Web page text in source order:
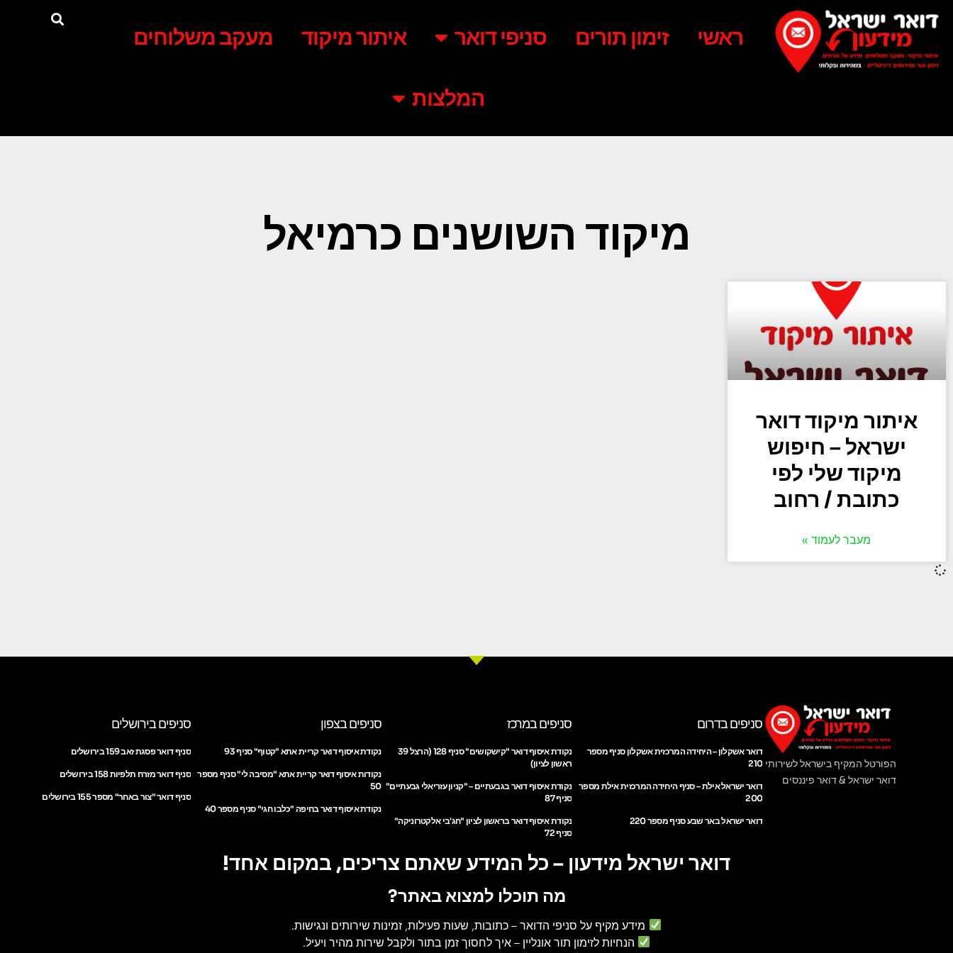
ראשי זימון תורים סניפי דואר איתור מיקוד מעקב משלוחים
המלצות
מיקוד השושנים כרמיאל
איתור מיקוד דואר
ישראל – חיפוש
מיקוד שלי לפי
כתובת / רחוב
מעבר לעמוד »
הפורטל המקיף בישראל לשירותי
דואר ישראל & דואר פיננסים
סניפים בדרום
דואר אשקלון – היחידה המרכזית אשקלון סניף מספר
210
דואר ישראל אילת – סניף היחידה המרכזית אילת מספר
200
דואר ישראל באר שבע סניף מספר 220
סניפים במרכז
נקודת איסוף דואר "קישקושים" סניף 128 (הרצל 39
ראשון לציון)
נקודת איסוף דואר בגבעתיים – "קניון עזריאלי גבעתיים"
סניף 87
נקודת איסוף דואר בראשון לציון "חג'בי אלקטרוניקה"
סניף 72
סניפים בצפון
נקודת איסוף דואר קריית אתא "קטוף" סניף 93
נקודות איסוף דואר קריית אתא "מסיבה לי" סניף מספר
50
נקודת איסוף דואר בחיפה "כלבו חגי" סניף מספר 40
סניפים בירושלים
סניף דואר פסגת זאב 159 בירושלים
סניף דואר מזרח תלפיות 158 בירושלים
סניף דואר "צור באחר" מספר 155 בירושלים
דואר ישראל מידעון – כל המידע שאתם צריכים, במקום אחד!
מה תוכלו למצוא באתר?
מידע מקיף על סניפי הדואר– כתובות, שעות פעילות, זמינות שירותים ונגישות.
הנחיות לזימון תור אונליין – איך לחסוך זמן בתור ולקבל שירות מהיר ויעיל.